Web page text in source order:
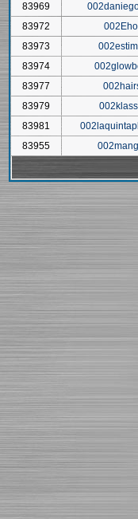
83969
83972
83973
83974
83977
83979
83981
83955